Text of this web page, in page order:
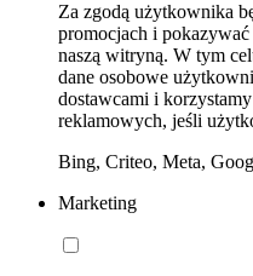
Za zgodą użytkownika
promocjach i
naszą witryną. W tym
dane osobowe
dostawcami i
reklamowych, jeśli
Bing, Criteo, Meta,
Marketing